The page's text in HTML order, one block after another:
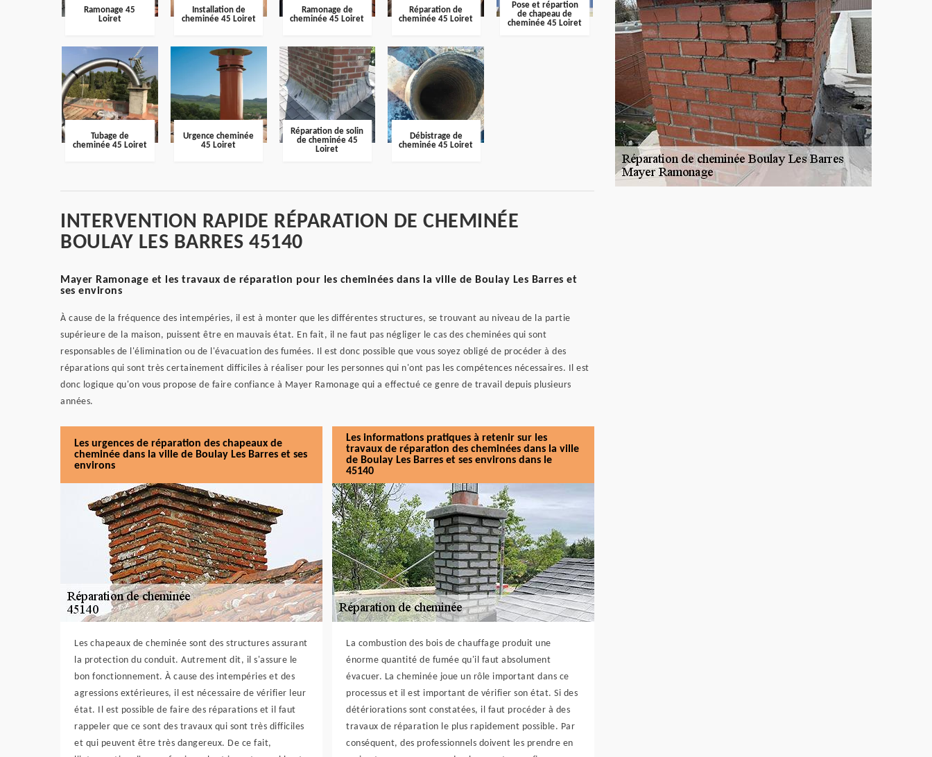
Ramonage 45
Loiret
Installation de
cheminée 45 Loiret
Ramonage de
cheminée 45 Loiret
Réparation de
cheminée 45 Loiret
Pose et répartion
de chapeau de
cheminée 45 Loiret
Tubage de
cheminée 45 Loiret
Urgence cheminée
45 Loiret
Réparation de solin
de cheminée 45
Loiret
Débistrage de
cheminée 45 Loiret
INTERVENTION RAPIDE RÉPARATION DE CHEMINÉE
BOULAY LES BARRES 45140
Mayer Ramonage et les travaux de réparation pour les cheminées dans la ville de Boulay Les Barres et
ses environs
À cause de la fréquence des intempéries, il est à monter que les différentes structures, se trouvant au niveau de la partie
supérieure de la maison, puissent être en mauvais état. En fait, il ne faut pas négliger le cas des cheminées qui sont
responsables de l'élimination ou de l'évacuation des fumées. Il est donc possible que vous soyez obligé de procéder à des
réparations qui sont très certainement difficiles à réaliser pour les personnes qui n'ont pas les compétences nécessaires. Il est
donc logique qu'on vous propose de faire confiance à Mayer Ramonage qui a effectué ce genre de travail depuis plusieurs
années.
Les urgences de réparation des chapeaux de
cheminée dans la ville de Boulay Les Barres et ses
environs
Les chapeaux de cheminée sont des structures assurant
la protection du conduit. Autrement dit, il s'assure le
bon fonctionnement. À cause des intempéries et des
agressions extérieures, il est nécessaire de vérifier leur
état. Il est possible de faire des réparations et il faut
rappeler que ce sont des travaux qui sont très difficiles
et qui peuvent être très dangereux. De ce fait,
Les informations pratiques à retenir sur les
travaux de réparation des cheminées dans la ville
de Boulay Les Barres et ses environs dans le
45140
La combustion des bois de chauffage produit une
énorme quantité de fumée qu'il faut absolument
évacuer. La cheminée joue un rôle important dans ce
processus et il est important de vérifier son état. Si des
détériorations sont constatées, il faut procéder à des
travaux de réparation le plus rapidement possible. Par
conséquent, des professionnels doivent les prendre en